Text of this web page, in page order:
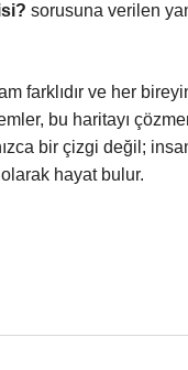
sorusuna verilen
farklıdır ve her
bu haritayı
bir çizgi değil;
hayat bulur.